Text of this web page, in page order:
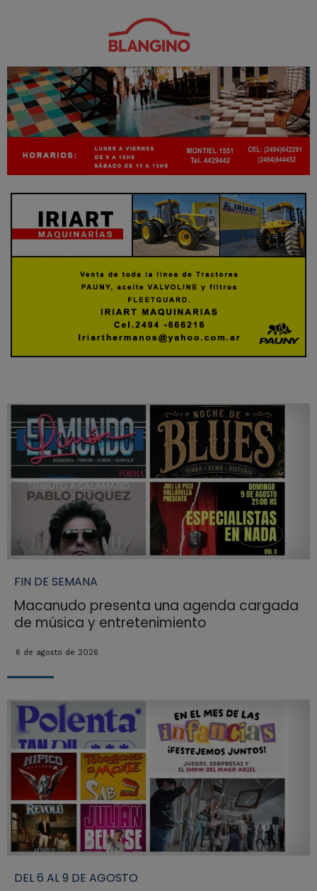
FIN DE SEMANA
Macanudo presenta una agenda cargada
de música y entretenimiento
6 de agosto de 2026
DEL 6 AL 9 DE AGOSTO